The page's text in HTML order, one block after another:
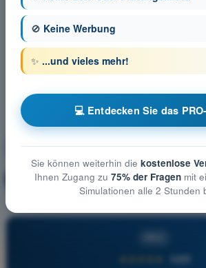
Allgemeine Luftfahrzeugkunde
🔒 PRO Erläuterung der
4,6/5
🚫 Keine Werbung
✨ ...und vieles mehr!
💻 Entdecken Sie das
Sie können weiterhin die kostenlose
Ihnen Zugang zu 75% der Fragenmit
Simulationen alle 2 Stunden